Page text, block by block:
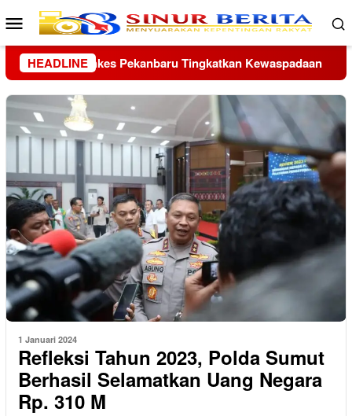
Loncat
ke
konten
Menu
Mobile
HEADLINESopir Angkot di Tapanuli Tengah Diringkus,
1 Januari 2024
Refleksi Tahun 2023, Polda Sumut
Berhasil Selamatkan Uang Negara
Rp. 310 M